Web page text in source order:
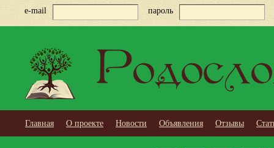
e-mail пароль
Главная О проекте Новости Объявления Отзывы